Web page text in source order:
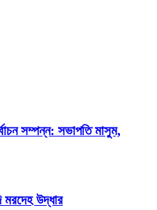
সম্পন্ন: সভাপতি মাসুম,
মরদেহ উদ্ধার